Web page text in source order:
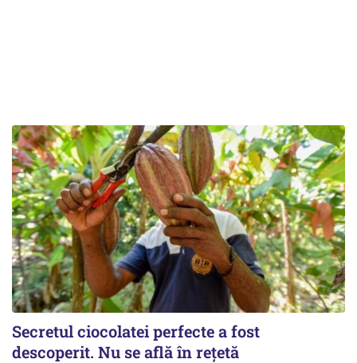
Secretul ciocolatei perfecte a fost
descoperit. Nu se află în rețetă